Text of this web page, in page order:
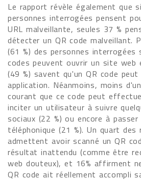
Le rapport révèle également que
personnes interrogées pensent
URL malveillante, seules 37 %
détecter un QR code malveillant.
(61 %) des personnes interrogées
codes peuvent ouvrir un site
(49 %) savent qu'un QR code
application. Néanmoins, moins
courant que ce code peut
inciter un utilisateur à suivre
sociaux (22 %) ou encore à passer
téléphonique (21 %). Un quart des
admettent avoir scanné un QR
résultat inattendu (comme être
web douteux), et 16% affirment
QR code ait réellement accompli